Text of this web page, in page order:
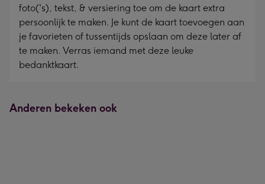
foto('s), tekst, & versiering toe om de kaart extra
persoonlijk te maken. Je kunt de kaart toevoegen aan
je favorieten of tussentijds opslaan om deze later af
te maken. Verras iemand met deze leuke
bedanktkaart.
Anderen bekeken ook